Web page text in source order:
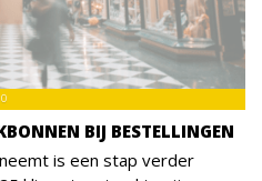
BIJ BESTELLINGEN
is een stap verder